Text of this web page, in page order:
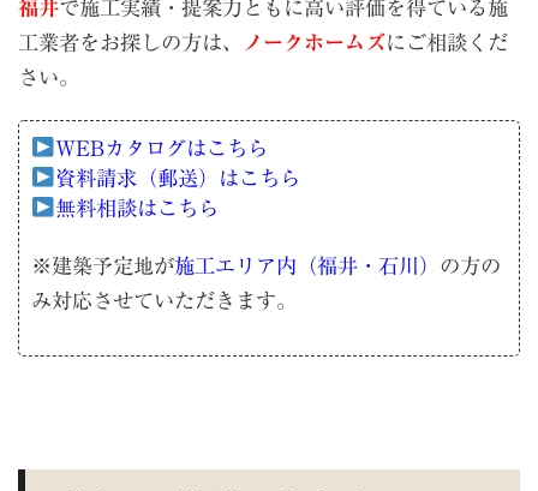
福井で施工実績・提案力ともに高い評価を得ている施
工業者をお探しの方は、
ノークホームズにご相談くだ
さい。
WEBカタログはこちら
資料請求（郵送）はこちら
無料相談はこちら
※建築予定地が施工エリア内（福井・石川） の方の
み対応させていただきます。